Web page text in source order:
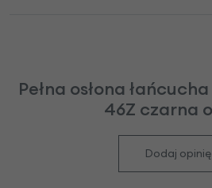
Pełna osłona
46Z czarna
Dodaj opinię